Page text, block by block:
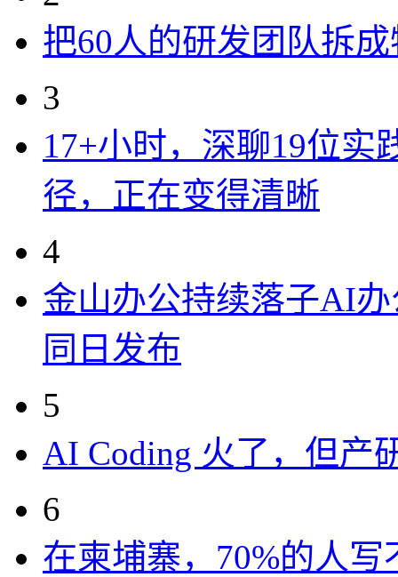
把60人的研发团队拆
3
17+小时，深聊19位实
径，正在变得清晰
4
金山办公持续落子AI办
同日发布
5
AI Coding 火了，但产
6
在柬埔寨，70%的人写